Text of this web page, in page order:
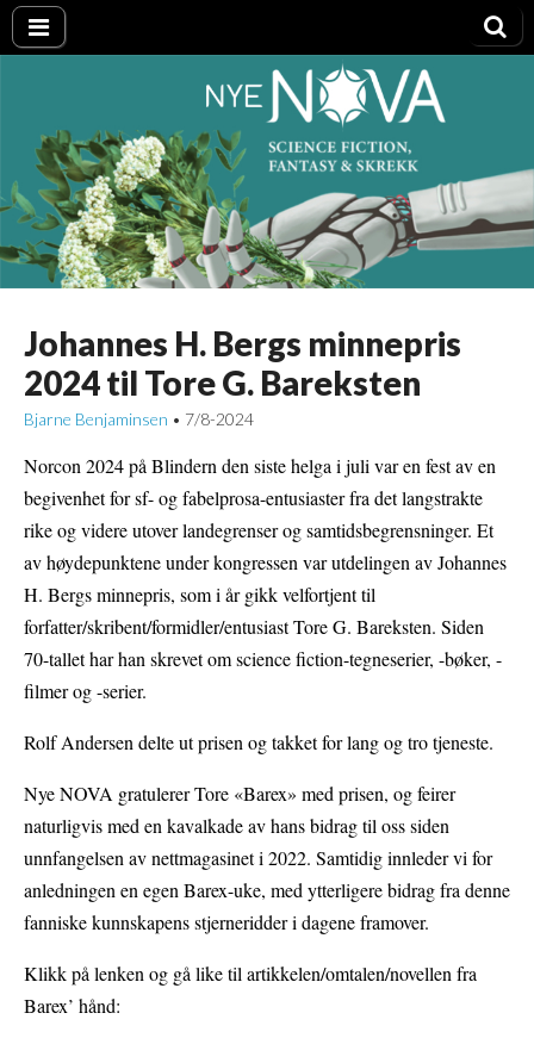
Nye NOVA
Johannes H. Bergs minnepris
2024 til Tore G. Bareksten
Bjarne Benjaminsen • 7/8-2024
Norcon 2024 på Blindern den siste helga i juli var en fest av en
begivenhet for sf- og fabelprosa-entusiaster fra det langstrakte
rike og videre utover landegrenser og samtidsbegrensninger. Et
av høydepunktene under kongressen var utdelingen av Johannes
H. Bergs minnepris, som i år gikk velfortjent til
forfatter/skribent/formidler/entusiast Tore G. Bareksten. Siden
70-tallet har han skrevet om science fiction-tegneserier, -bøker, -
filmer og -serier.
Rolf Andersen delte ut prisen og takket for lang og tro tjeneste.
Nye NOVA gratulerer Tore «Barex» med prisen, og feirer
naturligvis med en kavalkade av hans bidrag til oss siden
unnfangelsen av nettmagasinet i 2022. Samtidig innleder vi for
anledningen en egen Barex-uke, med ytterligere bidrag fra denne
fanniske kunnskapens stjerneridder i dagene framover.
Klikk på lenken og gå like til artikkelen/omtalen/novellen fra
Barex’ hånd: